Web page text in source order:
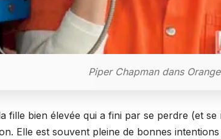
Piper Chapman dans
fille bien élevée qui a fini par se perdre (et
Elle est souvent pleine de bonnes